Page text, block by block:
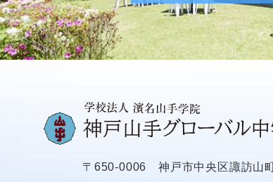
〒650-0006 神戸市中央区諏訪山